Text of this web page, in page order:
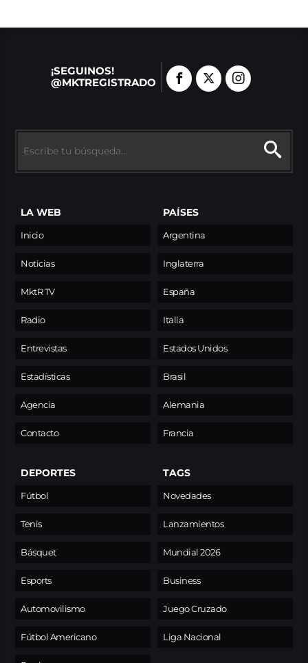
¡SEGUINOS!
@MKTREGISTRADO
LA WEB
Inicio
Noticias
MktR TV
Radio
Entrevistas
Estadísticas
Agencia
Contacto
PAÍSES
Argentina
Inglaterra
España
Italia
Estados Unidos
Brasil
Alemania
Francia
DEPORTES
Fútbol
Tenis
Básquet
Esports
Automovilismo
Fútbol Americano
TAGS
Novedades
Lanzamientos
Mundial 2026
Business
Juego Cruzado
Liga Nacional